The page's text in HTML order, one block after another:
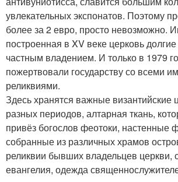
увлекательных экспонатов. Поэтому
более за 2 евро, просто невозможно.
построенная в XV веке церковь
частным владением. И только в 1979
пожертвовали государству со всеми
реликвиями.
Здесь хранятся важные византийские
разных периодов, алтарная ткань,
привёз богослов феотоки, настенные
собранные из различных храмов
реликвии бывших владельцев церкви,
евангелия, одежда